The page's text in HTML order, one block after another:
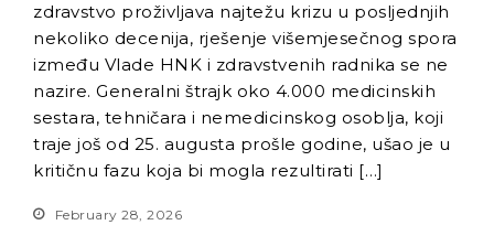
zdravstvo proživljava najtežu krizu u posljednjih
nekoliko decenija, rješenje višemjesečnog spora
između Vlade HNK i zdravstvenih radnika se ne
nazire. Generalni štrajk oko 4.000 medicinskih
sestara, tehničara i nemedicinskog osoblja, koji
traje još od 25. augusta prošle godine, ušao je u
kritičnu fazu koja bi mogla rezultirati […]
February 28, 2026